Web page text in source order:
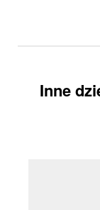
Inne